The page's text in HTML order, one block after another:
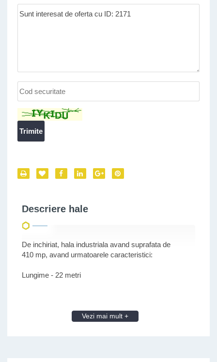
securitate
*:
Descriere hale
De inchiriat, hala industriala avand suprafata de
410 mp, avand urmatoarele caracteristici:
Lungime - 22 metri
Inaltime - 2.5 metri la margine si 4.5 metri in mijloc.
Vezi mai mult +